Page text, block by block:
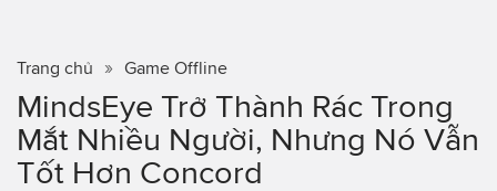
Trang chủ Game Offline
MindsEye Trở Thành Rác Trong
Mắt Nhiều Người, Nhưng Nó Vẫn
Tốt Hơn Concord